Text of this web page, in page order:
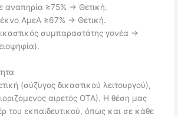
αναπηρία ≥75% → Θετική.
ΑμεΑ ≥67% → Θετική.
συμπαραστάτης γονέα →
(σύζυγος δικαστικού λειτουργού),
αιρετός ΟΤΑ). Η θέση μας
του εκπαιδευτικού, όπως και σε κάθε